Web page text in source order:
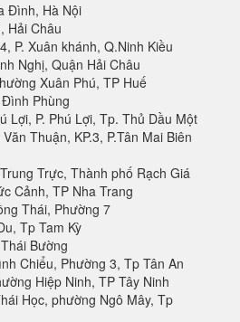
Đình, Hà Nội
Hải Châu
P. Xuân khánh, Q.Ninh Kiều
Nghị, Quận Hải Châu
Xuân Phú, TP Huế
Phùng
Lợi, P. Phú Lợi, Tp. Thủ Dầu Một
Thuận, KP.3, P.Tân Mai Biên
Trực, Thành phố Rạch Giá
Cảnh, TP Nha Trang
Thái, Phường 7
Tp Tam Kỳ
Bường
Chiểu, Phường 3, Tp Tân An
Hiệp Ninh, TP Tây Ninh
Học, phường Ngô Mây, Tp